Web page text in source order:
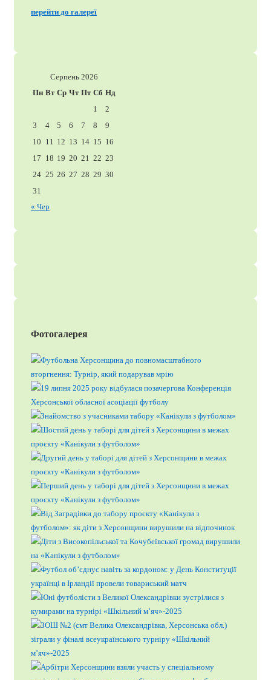
перейти до галереї
Серпень 2026
Пн Вт Ср Чт Пт Сб Нд
1
2
3
4 5 6 7 8
9
10 11 12 13 14 15 16
17 18 19 20 21 22 23
24 25 26 27 28 29 30
31
« Чер
Фотогалерея